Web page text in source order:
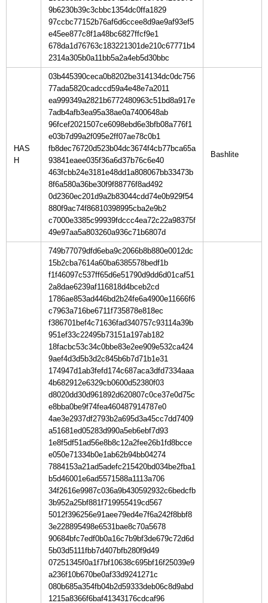
9b6230b39c3cbbc1354dc0ffa1829
97ccbc77152b76af6d6ccee8d9ae9af93ef5
e45ee877c8f1a48bc6827ffcf9e1
678da1d76763c183221301de210c67771b4
2314a305b0a11bb5a2a4eb5d30bbc
HAS
H
03b445390ceca0b8202be314134dc0dc756
77ada5820cadccd59a4e48e7a2011
ea999349a2821b6772480963c51bd8a917e
7adb4afb3ea95a38ae0a7400648ab
96fcef2021507ce6098ebd6e3bfb08a776f1
e03b7d99a2f095e2ff07ae78c0b1
fb8dec76720d523b04dc3674f4cb77bca65a
93841eaee035f36a6d37b76c6e40
463fcbb24e3181e48dd1a808067bb33473b
8f6a580a36be30f9f88776f8ad492
0d2360ec201d9a2b83044cdd74e0b929f54
880f9ac74f86810398995cba2e9b2
c7000e3385c99939fdccc4ea72c22a98375f
49e97aa5a803260a936c71b6807d
749b77079dfd6eba9c2066b8b880e0012dc
15b2cba7614a60ba6385578bedf1b
f1f46097c537ff65d6e51790d9dd6d01caf51
2a8dae6239af116818d4bceb2cd
1786ae853ad446bd2b24fe6a4900e11666f6
c7963a716be6711f735878e818ec
f386701bef4c71636fad340757c93114a39b
951ef33c22495b73151a197ab182
18facbc53c34c0bbe83e2ee909e532ca424
9aef4d3d5b3d2c845b6b7d71b1e31
174947d1ab3fefd174c687aca3dfd7334aaa
4b682912e6329cb0600d52380f03
d8020dd30d961892d620807c0ce37e0d75c
e8bba0be9f74fea460487914787e0
4ae3e2937df2793b2a695d3a45cc7dd7409
a51681ed05283d990a5eb6ebf7d93
1e8f5df51ad56e8b8c12a2fee26b1fd8bcce
e050e71334b0e1ab62b94bb04274
7884153a21ad5adefc215420bd034be2fba1
b5d46001e6ad5571588a1113a706
34f2616e9987c036a9b430592932c6bedcfb
3b952a25bf881f719955419cd567
5012f396256e91aee79ed4e7f6a242f8bbf8
3e228895498e6531bae8c70a5678
90684bfc7edf0b0a16c7b9bf3de679c72d6d
5b03d5111fbb7d407bfb280f9d49
07251345f0a1f7bf10638c695bf16f25039e9
a236f10b670be0af33d9241271c
080b685a354fb04b2d59333deb06c8d9abd
1215a8366f6baf41343176cdcaf96